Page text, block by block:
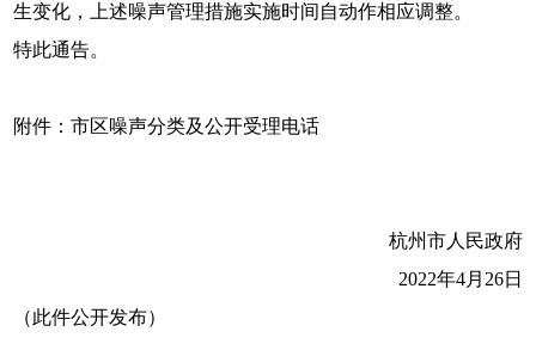
生变化，上述噪声管理措施实施时间自动作相应调整。
特此通告。
附件：市区噪声分类及公开受理电话
杭州市人民政府
2022年4月26日
（此件公开发布）